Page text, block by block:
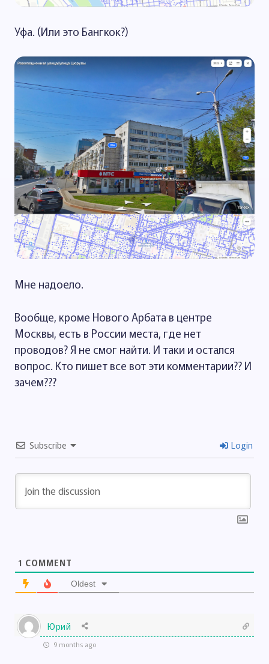
Уфа. (Или это Бангкок?)
Мне надоело.
Вообще, кроме Нового Арбата в центре
Москвы, есть в России места, где нет
проводов? Я не смог найти. И таки и остался
вопрос. Кто пишет все вот эти комментарии?? И
зачем???
Subscribe Login
1 COMMENT
Oldest
Юрий
9 months ago